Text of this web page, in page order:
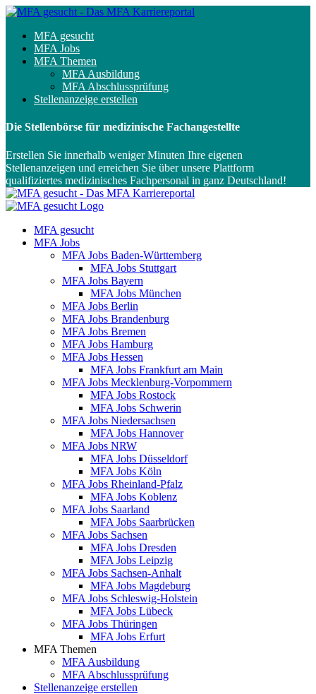
MFA gesucht
MFA Jobs
MFA Themen
MFA Ausbildung
MFA Abschlussprüfung
Stellenanzeige erstellen
Die Stellenbörse für medizinische Fachangestellte
Erstellen Sie innerhalb weniger Minuten Ihre eigenen
Stellenanzeigen und erreichen Sie über unsere Plattform
qualifiziertes medizinisches Fachpersonal in ganz Deutschland!
MFA gesucht
MFA Jobs
MFA Jobs Baden-Württemberg
MFA Jobs Stuttgart
MFA Jobs Bayern
MFA Jobs München
MFA Jobs Berlin
MFA Jobs Brandenburg
MFA Jobs Bremen
MFA Jobs Hamburg
MFA Jobs Hessen
MFA Jobs Frankfurt am Main
MFA Jobs Mecklenburg-Vorpommern
MFA Jobs Rostock
MFA Jobs Schwerin
MFA Jobs Niedersachsen
MFA Jobs Hannover
MFA Jobs NRW
MFA Jobs Düsseldorf
MFA Jobs Köln
MFA Jobs Rheinland-Pfalz
MFA Jobs Koblenz
MFA Jobs Saarland
MFA Jobs Saarbrücken
MFA Jobs Sachsen
MFA Jobs Dresden
MFA Jobs Leipzig
MFA Jobs Sachsen-Anhalt
MFA Jobs Magdeburg
MFA Jobs Schleswig-Holstein
MFA Jobs Lübeck
MFA Jobs Thüringen
MFA Jobs Erfurt
MFA Themen
MFA Ausbildung
MFA Abschlussprüfung
Stellenanzeige erstellen